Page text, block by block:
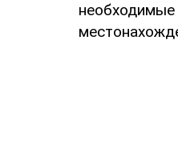
необходимые